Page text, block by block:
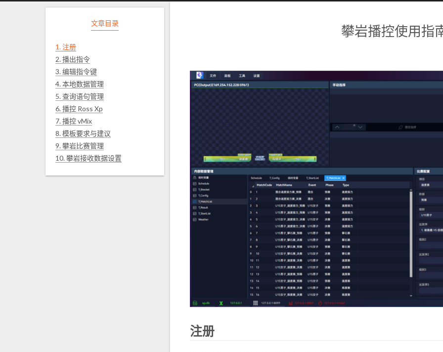
文章目录
1. 注册
2.播出指令
3.编辑指令键
4.本地数据管理
5.查询语句管理
6.播控 Ross Xp
7.播控 vMix
8.模板要求与建议
9.攀岩比赛管理
10.攀岩接收数据设置
攀岩播控使用指
注册